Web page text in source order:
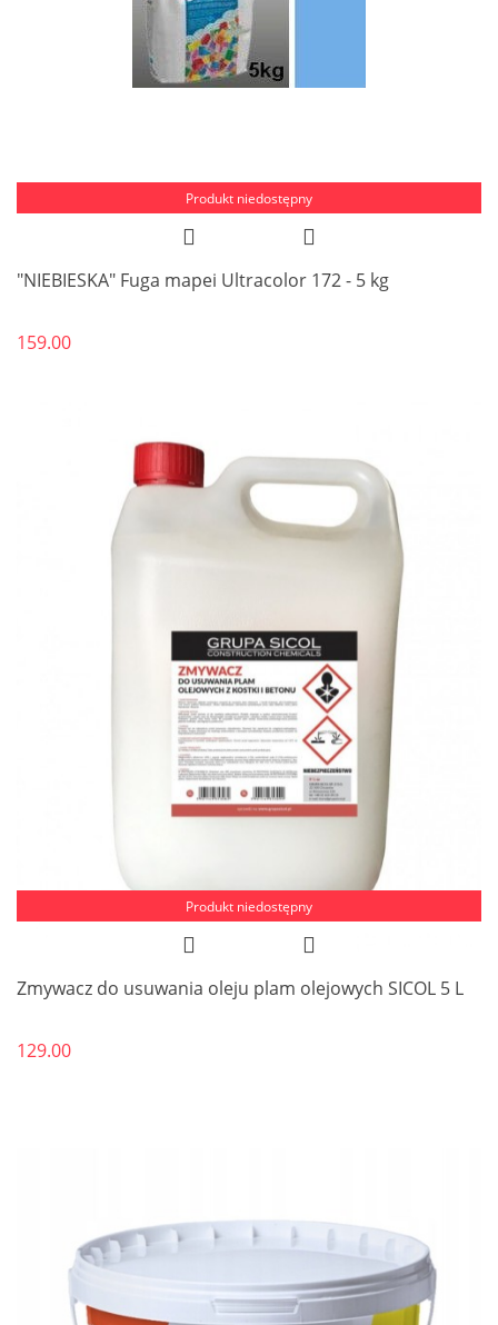
Produkt niedostępny
"NIEBIESKA" Fuga mapei Ultracolor 172 - 5 kg
159.00
Produkt niedostępny
Zmywacz do usuwania oleju plam olejowych SICOL 5 L
129.00